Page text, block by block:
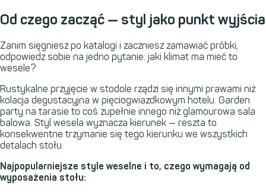
Od czego zacząć — styl jako punkt wyjścia
Zanim sięgniesz po katalogi i zaczniesz zamawiać próbki,
odpowiedz sobie na jedno pytanie: jaki klimat ma mieć to
wesele?
Rustykalne przyjęcie w stodole rządzi się innymi prawami niż
kolacja degustacyjna w pięciogwiazdkowym hotelu. Garden
party na tarasie to coś zupełnie innego niż glamourowa sala
balowa. Styl wesela wyznacza kierunek — reszta to
konsekwentne trzymanie się tego kierunku we wszystkich
detalach stołu.
Najpopularniejsze style weselne i to, czego wymagają od
wyposażenia stołu: